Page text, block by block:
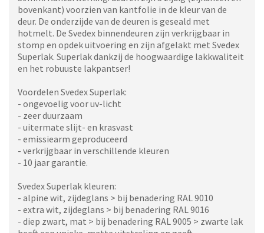
bovenkant) voorzien van kantfolie in de kleur van de
deur. De onderzijde van de deuren is geseald met
hotmelt. De Svedex binnendeuren zijn verkrijgbaar in
stomp en opdek uitvoering en zijn afgelakt met Svedex
Superlak. Superlak dankzij de hoogwaardige lakkwaliteit
en het robuuste lakpantser!
Voordelen Svedex Superlak:
- ongevoelig voor uv-licht
- zeer duurzaam
- uitermate slijt- en krasvast
- emissiearm geproduceerd
- verkrijgbaar in verschillende kleuren
- 10 jaar garantie.
Svedex Superlak kleuren:
- alpine wit, zijdeglans > bij benadering RAL 9010
- extra wit, zijdeglans > bij benadering RAL 9016
- diep zwart, mat > bij benadering RAL 9005 > zwarte lak